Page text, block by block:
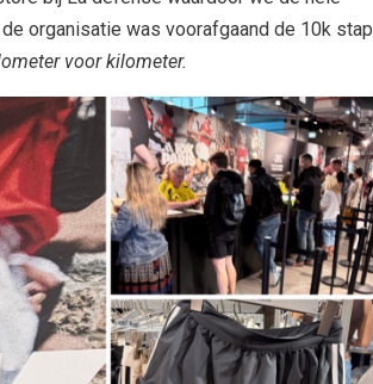
organisatie was voorafgaand de 10k stap
voor kilometer.